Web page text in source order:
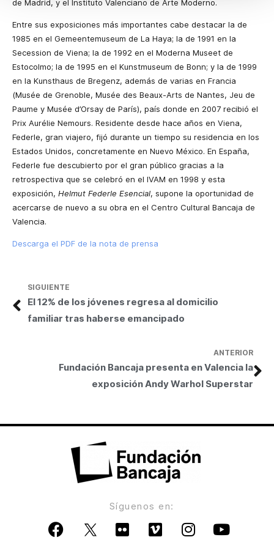
de Madrid, y el Instituto Valenciano de Arte Moderno.
Entre sus exposiciones más importantes cabe destacar la de
1985 en el Gemeentemuseum de La Haya; la de 1991 en la
Secession de Viena; la de 1992 en el Moderna Museet de
Estocolmo; la de 1995 en el Kunstmuseum de Bonn; y la de 1999
en la Kunsthaus de Bregenz, además de varias en Francia
(Musée de Grenoble, Musée des Beaux-Arts de Nantes, Jeu de
Paume y Musée d’Orsay de París), país donde en 2007 recibió el
Prix Aurélie Nemours. Residente desde hace años en Viena,
Federle, gran viajero, fijó durante un tiempo su residencia en los
Estados Unidos, concretamente en Nuevo México. En España,
Federle fue descubierto por el gran público gracias a la
retrospectiva que se celebró en el IVAM en 1998 y esta
exposición, Helmut Federle Esencial, supone la oportunidad de
acercarse de nuevo a su obra en el Centro Cultural Bancaja de
Valencia.
Descarga el PDF de la nota de prensa
ANTERIOR
Fundación Bancaja presenta en Valencia la
exposición Andy Warhol Superstar
SIGUIENTE
El 12% de los jóvenes regresa al domicilio
familiar tras haberse emancipado
Síguenos en: